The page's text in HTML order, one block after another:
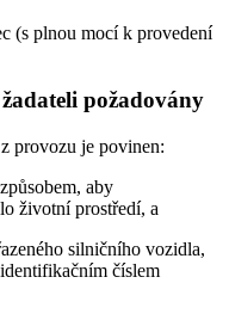
(s plnou mocí k provedení
požadovány
provozu je povinen:
aby
životní prostředí, a
silničního vozidla,
číslem